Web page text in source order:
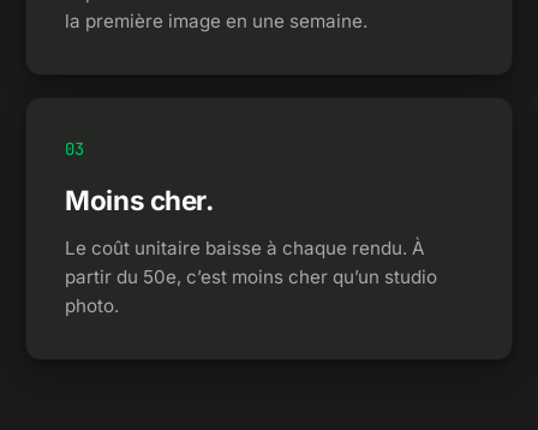
la première image en une semaine.
03
Moins cher.
Le coût unitaire baisse à chaque rendu. À
partir du 50e, c’est moins cher qu’un studio
photo.